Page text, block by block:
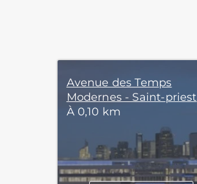
Avenue des Temps
Modernes - Saint-priest
À 0,10 km